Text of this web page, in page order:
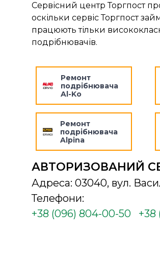
Сервісний центр Торгпост
оскільки сервіс Торгпост
працюють тільки
подрібнювачів.
Ремонт
подрібнювача
Al-Ko
Ремонт
подрібнювача
Alpina
АВТОРИЗОВАНИЙ
Адреса: 03040, вул.
Телефони:
+38 (096) 804-00-50
+38